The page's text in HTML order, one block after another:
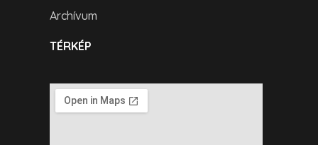
Archívum
TÉRKÉP